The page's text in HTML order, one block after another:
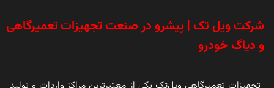
شرکت ویل تک | پیشرو در صنعت تجهیزات تعمیرگاهی
و دیاگ خودرو